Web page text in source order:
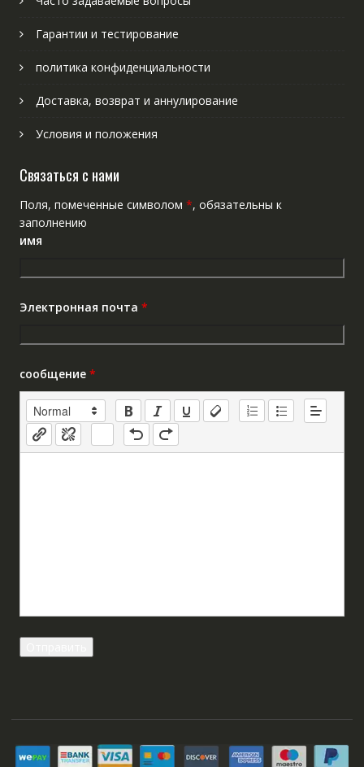
Гарантии и тестирование
политика конфиденциальности
Доставка, возврат и аннулирование
Условия и положения
Связаться с нами
Поля, помеченные символом *, обязательны к
заполнению
имя
Электронная почта *
сообщение *